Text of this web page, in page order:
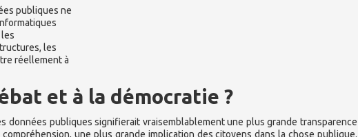
publiques ne
les
réellement à
et à la démocratie ?
données publiques signifierait vraisemblablement une plus grande transparence
une plus grande implication des citoyens dans la chose publique.